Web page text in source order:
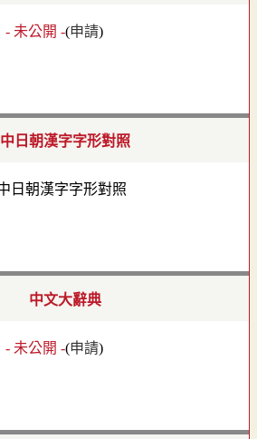
- 未公開 -(申請)
中日朝漢字字形對照
中文大辭典
- 未公開 -(申請)